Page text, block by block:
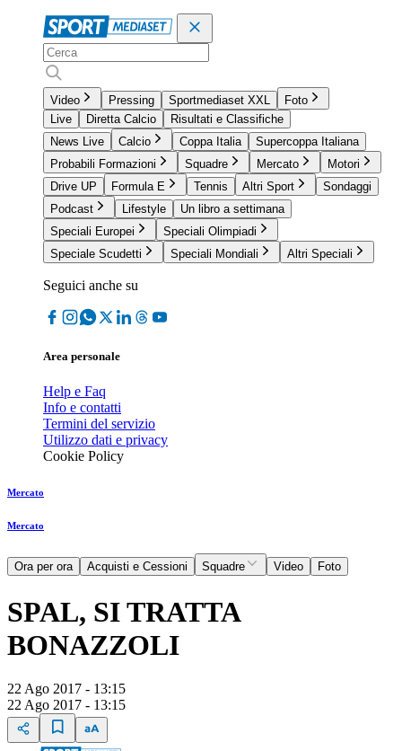
Video Pressing Sportmediaset XXL
Foto
Live
Diretta Calcio
Risultati e Classifiche
News Live
Calcio Coppa Italia
Supercoppa Italiana
Probabili Formazioni
Squadre Mercato
Motori
Drive UP
Formula E Tennis Altri Sport
Sondaggi
Podcast
Lifestyle
Un libro a settimana
Speciali Europei
Speciali Olimpiadi
Speciale Scudetti
Speciali Mondiali Altri Speciali
Seguici anche su
Area personale
Help e Faq
Info e contatti
Termini del servizio
Utilizzo dati e privacy
Cookie Policy
Mercato
Mercato
Ora per ora Acquisti e Cessioni Squadre Video Foto
SPAL, SI TRATTA
BONAZZOLI
22 Ago 2017 - 13:15
22 Ago 2017 - 13:15